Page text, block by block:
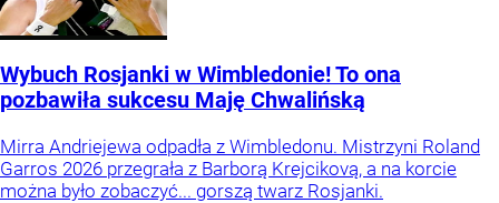
Wybuch Rosjanki w Wimbledonie! To ona
pozbawiła sukcesu Maję Chwalińską
Mirra Andriejewa odpadła z Wimbledonu. Mistrzyni Roland
Garros 2026 przegrała z Barborą Krejcikovą, a na korcie
można było zobaczyć... gorszą twarz Rosjanki.